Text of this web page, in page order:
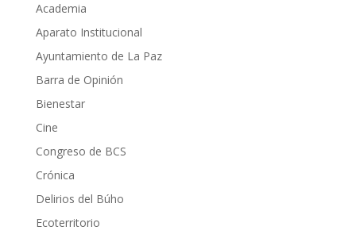
Academia
Aparato Institucional
Ayuntamiento de La Paz
Barra de Opinión
Bienestar
Cine
Congreso de BCS
Crónica
Delirios del Búho
Ecoterritorio